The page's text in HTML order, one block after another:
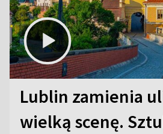
Lublin zamienia
wielką scenę.